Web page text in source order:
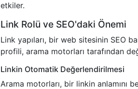
etkiler.
Link Rolü ve SEO'daki Önemi
Link yapıları, bir web sitesinin SEO
profili, arama motorları tarafından
Linkin Otomatik Değerlendirilmesi
Arama motorları, bir linkin anlamını